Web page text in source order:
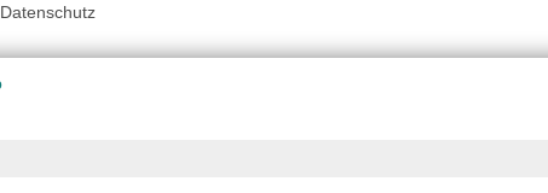
Datenschutz